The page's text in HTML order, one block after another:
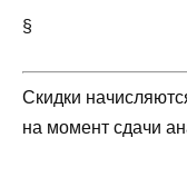
§
Скидки
на момент сдачи